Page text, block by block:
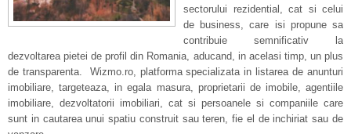
sectorului rezidential, cat si celui
de business, care isi propune sa
contribuie semnificativ la
dezvoltarea pietei de profil din Romania, aducand, in acelasi timp, un plus
de transparenta.
Wizmo.ro, platforma specializata in listarea de anunturi
imobiliare, targeteaza, in egala masura, proprietarii de imobile, agentiile
imobiliare, dezvoltatorii imobiliari, cat si persoanele si companiile care
sunt in cautarea unui spatiu construit sau teren, fie el de inchiriat sau de